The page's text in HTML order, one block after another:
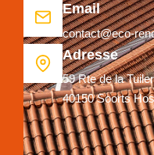
Email
contact@eco-
Adresse
59 Rte de la
40150 Soorts